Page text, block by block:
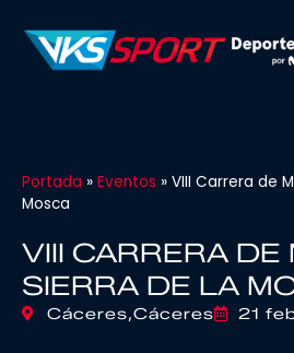
Portada » Eventos » VIII Carrera de
Mosca
VIII CARRERA DE
SIERRA DE LA
Cáceres,Cáceres 21